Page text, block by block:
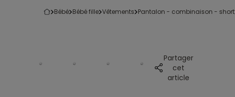
bébé bébé fille vêtements pantalon - combinaison - short
Partager
cet
article